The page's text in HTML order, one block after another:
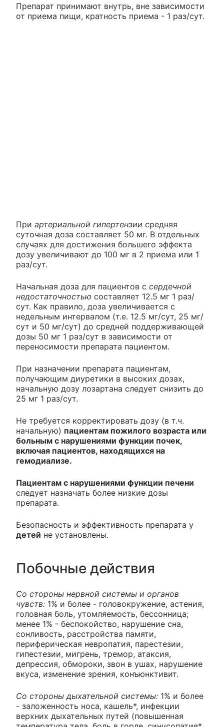
Препарат принимают внутрь, вне зависимости
от приема пищи, кратность приема - 1 раз/сут.
При артериальной гипертензии средняя
суточная доза составляет 50 мг. В отдельных
случаях для достижения большего эффекта
дозу увеличивают до 100 мг в 2 приема или 1
раз/сут.
Начальная доза для пациентов с сердечной
недостаточностью составляет 12.5 мг 1 раз/
сут. Как правило, доза увеличивается с
недельным интервалом (т.е. 12.5 мг/сут, 25 мг/
сут и 50 мг/сут) до средней поддерживающей
дозы 50 мг 1 раз/сут в зависимости от
переносимости препарата пациентом.
При назначении препарата пациентам,
получающим диуретики в высоких дозах,
начальную дозу лозартана следует снизить до
25 мг 1 раз/сут.
Не требуется корректировать дозу (в т.ч.
начальную) пациентам пожилого возраста или
больным с нарушениями функции почек,
включая пациентов, находящихся на
гемодиализе.
Пациентам с нарушениями функции печени
следует назначать более низкие дозы
препарата.
Безопасность и эффективность препарата у
детей не установлены.
Побочные действия
Со стороны нервной системы и органов
чувств: 1% и более - головокружение, астения,
головная боль, утомляемость, бессонница;
менее 1% - беспокойство, нарушение сна,
сонливость, расстройства памяти,
периферическая невропатия, парестезии,
гипестезии, мигрень, тремор, атаксия,
депрессия, обмороки, звон в ушах, нарушение
вкуса, изменение зрения, конъюнктивит.
Со стороны дыхательной системы: 1% и более
- заложенность носа, кашель*, инфекции
верхних дыхательных путей (повышенная